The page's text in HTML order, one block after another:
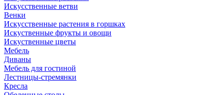
Искусственные ветви
Венки
Искусственные растения в горшках
Искуственные фрукты и овощи
Искуственные цветы
Мебель
Диваны
Мебель для гостиной
Лестницы-стремянки
Кресла